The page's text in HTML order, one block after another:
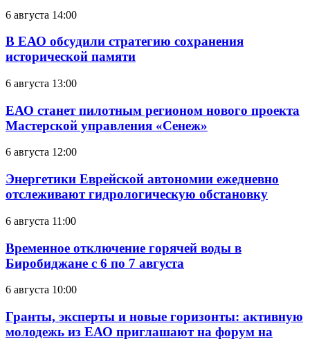
6 августа 14:00
В ЕАО обсудили стратегию сохранения
исторической памяти
6 августа 13:00
ЕАО станет пилотным регионом нового проекта
Мастерской управления «Сенеж»
6 августа 12:00
Энергетики Еврейской автономии ежедневно
отслеживают гидрологическую обстановку
6 августа 11:00
Временное отключение горячей воды в
Биробиджане с 6 по 7 августа
6 августа 10:00
Гранты, эксперты и новые горизонты: активную
молодежь из ЕАО приглашают на форум на